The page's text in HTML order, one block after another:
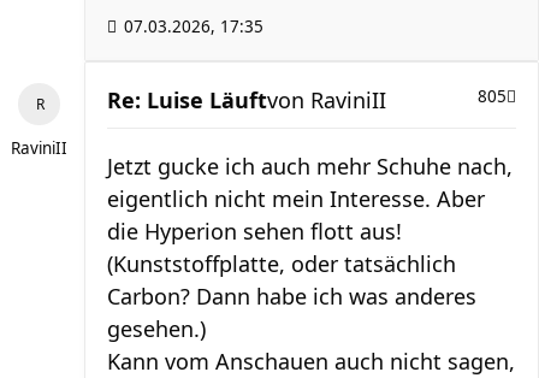
07.03.2026, 17:35
RaviniII
Re: Luise Läuft 805
von RaviniII
Jetzt gucke ich auch mehr Schuhe nach,
eigentlich nicht mein Interesse. Aber
die Hyperion sehen flott aus!
(Kunststoffplatte, oder tatsächlich
Carbon? Dann habe ich was anderes
gesehen.)
Kann vom Anschauen auch nicht sagen,